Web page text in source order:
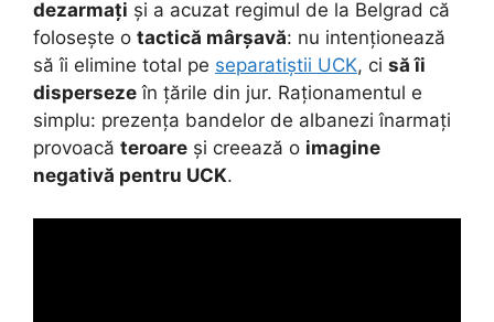
dezarmați și a acuzat regimul de la Belgrad că
folosește o tactică mârșavă: nu intenționează
să îi elimine total pe separatiștii UCK, ci să îi
disperseze în țările din jur. Raționamentul e
simplu: prezența bandelor de albanezi înarmați
provoacă teroare și creează o imagine
negativă pentru UCK.